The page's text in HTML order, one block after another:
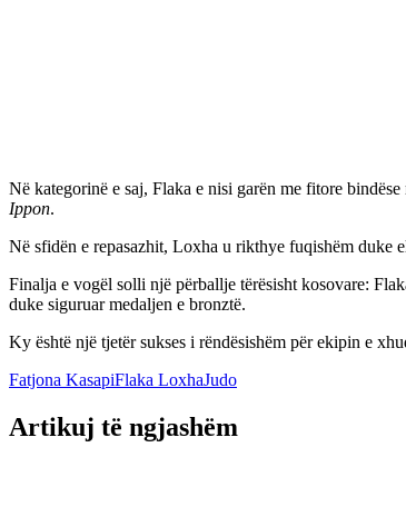
Në kategorinë e saj, Flaka e nisi garën me fitore
Ippon.
Në sfidën e repasazhit, Loxha u rikthye fuqishëm duke
Finalja e vogël solli një përballje tërësisht kosovare:
duke siguruar medaljen e bronztë.
Ky është një tjetër sukses i rëndësishëm për ekipin e
Fatjona KasapiFlaka LoxhaJudo
Artikuj të ngjashëm